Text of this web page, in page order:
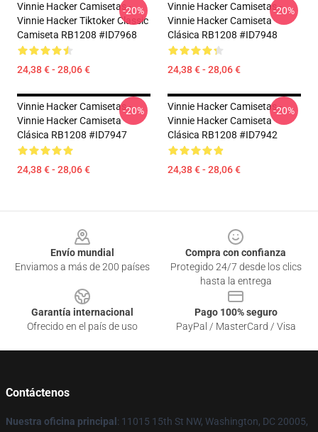
Vinnie Hacker Camisetas -
Vinnie Hacker Tiktoker Classic
Camiseta RB1208 #ID7968
24,38 € - 28,06 €
-20%
Vinnie Hacker Camisetas -
Vinnie Hacker Camiseta
Clásica RB1208 #ID7948
24,38 € - 28,06 €
-20%
Vinnie Hacker Camisetas -
Vinnie Hacker Camiseta
Clásica RB1208 #ID7947
24,38 € - 28,06 €
-20%
Vinnie Hacker Camisetas -
Vinnie Hacker Camiseta
Clásica RB1208 #ID7942
24,38 € - 28,06 €
-20%
Envío mundial
Enviamos a más de 200 países
Compra con confianza
Protegido 24/7 desde los clics
hasta la entrega
Garantía internacional
Ofrecido en el país de uso
Pago 100% seguro
PayPal / MasterCard / Visa
Contáctenos
Nuestra oficina principal : 11015 15th St NW, Washington, DC 20005,